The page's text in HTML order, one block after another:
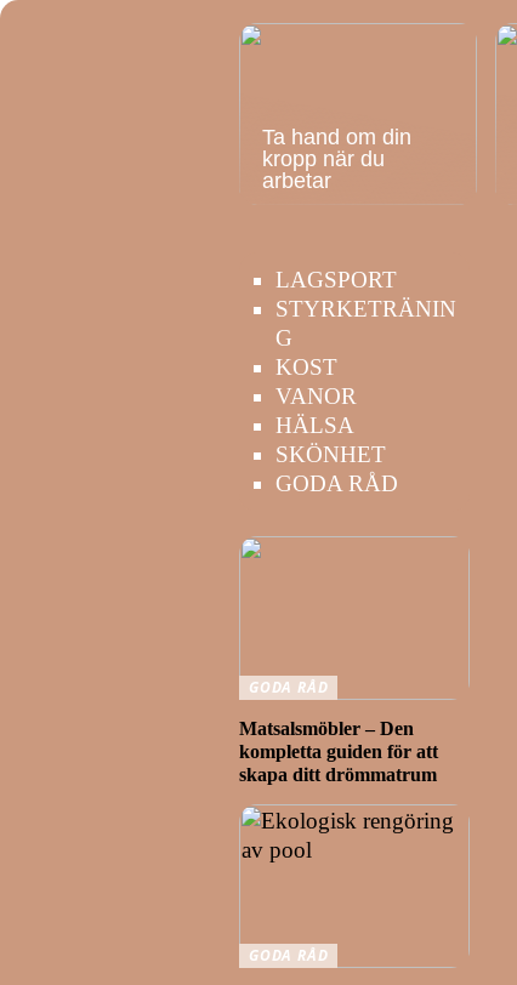
Ta hand om din
kropp när du
arbetar
LAGSPORT
STYRKETRÄNIN
G
KOST
VANOR
HÄLSA
SKÖNHET
GODA RÅD
GODA RÅD
Matsalsmöbler – Den
kompletta guiden för att
skapa ditt drömmatrum
GODA RÅD